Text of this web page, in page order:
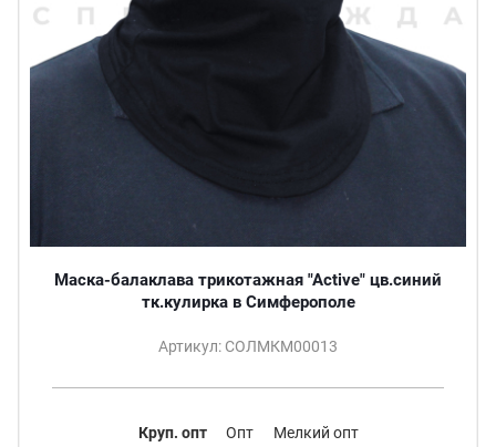
Маска-балаклава трикотажная "Active" цв.синий
тк.кулирка в Симферополе
Артикул: СОЛМКМ00013
Круп. опт Опт Мелкий опт